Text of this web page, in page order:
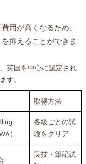
用が高くなるため、
抑えることができま
英国を中心に認定され
す。
取得方法
）
各級ごとの試
験をクリア
実技・筆記試